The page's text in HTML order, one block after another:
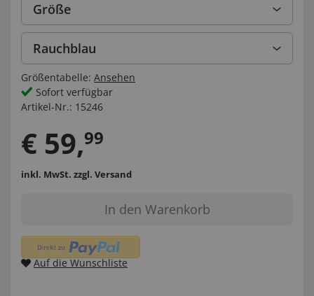
Größe
Rauchblau
Größentabelle: Ansehen
Sofort verfügbar
Artikel-Nr.: 15246
€ 59,99
inkl. MwSt. zzgl. Versand
In den Warenkorb
Auf die Wunschliste